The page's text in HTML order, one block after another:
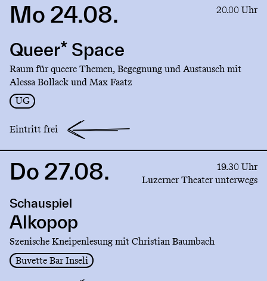
Link
Queer*
Mo 24.08. 20.00 Uhr
Queer* Space
Raum für queere Themen, Begegnung und Austausch mit
Alessa Bollack und Max Faatz
UG
Eintritt frei
Link
Alkopop
Do 27.08.
19.30 Uhr
Luzerner Theater unterwegs
Schauspiel
Alkopop
Szenische Kneipenlesung mit Christian Baumbach
Buvette Bar Inseli